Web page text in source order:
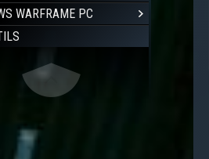
WARFRAME PC